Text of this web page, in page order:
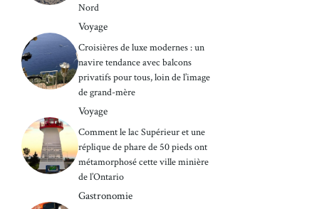
Nord
Voyage
Croisières de luxe modernes : un
navire tendance avec balcons
privatifs pour tous, loin de l’image
de grand-mère
Voyage
Comment le lac Supérieur et une
réplique de phare de 50 pieds ont
métamorphosé cette ville minière
de l’Ontario
Gastronomie